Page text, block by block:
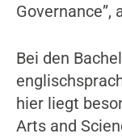
Governance”,
Bei den
hier liegt
Arts and